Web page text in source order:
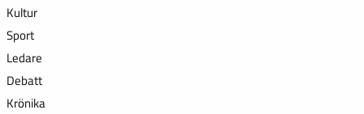
Kultur
Sport
Ledare
Debatt
Krönika